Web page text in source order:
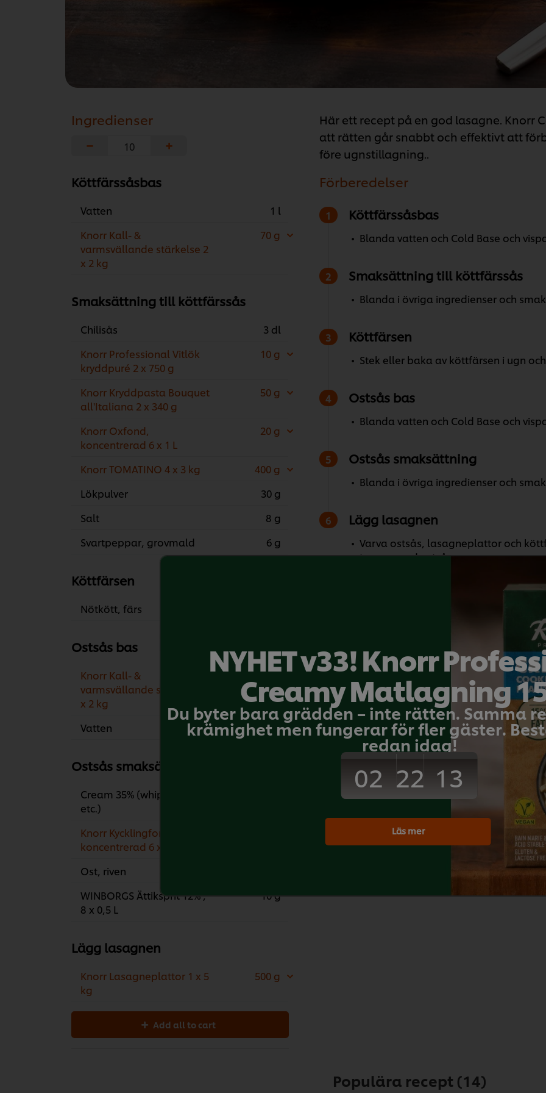
Ingredienser
−
+
Köttfärssåsbas
Vatten
1 l
Knorr Kall- &
varmsvällande stärkelse 2
x 2 kg
70 g
Smaksättning till köttfärssås
Chilisås
3 dl
Knorr Professional Vitlök
kryddpuré 2 x 750 g
10 g
Knorr Kryddpasta Bouquet
all'Italiana 2 x 340 g
50 g
Knorr Oxfond,
koncentrerad 6 x 1 L
20 g
Knorr TOMATINO 4 x 3 kg
400 g
Lökpulver
30 g
Salt
8 g
Svartpeppar, grovmald
6 g
Köttfärsen
Nötkött, färs
Ostsås bas
Knorr Kall- &
varmsvällande stärkelse 2
x 2 kg
100 g
Vatten 1 l
Ostsås smaksättning
Cream 35% (whipping,
etc.)
Knorr Kycklingfond,
koncentrerad 6 x 1 L
Ost, riven
WINBORGS Ättiksprit 12% ,
8 x 0,5 L
10 g
Lägg lasagnen
Knorr Lasagneplattor 1 x 5
kg
500 g
Add all to cart
Här ett recept på en god lasagne. Knorr
att rätten går snabbt och effektivt att
före ugnstillagning..
Förberedelser
Köttfärssåsbas
Blanda vatten och Cold Base och
Smaksättning till köttfärssås
Blanda i övriga ingredienser och
Köttfärsen
Stek eller baka av köttfärsen i ugn
Ostsås bas
Blanda vatten och Cold Base och
Ostsås smaksättning
Blanda i övriga ingredienser och
Lägg lasagnen
Varva ostsås, lasagneplattor och
toppenmed ostsås.
Bli den första
Skicka
Download PDF Print
Populära recept (14)
NYHET v33! Knorr
Creamy Matlagning
Du byter bara grädden – inte rätten. Samma
krämighet men fungerar för fler gäster.
redan idag!
02 22 13
Läs mer